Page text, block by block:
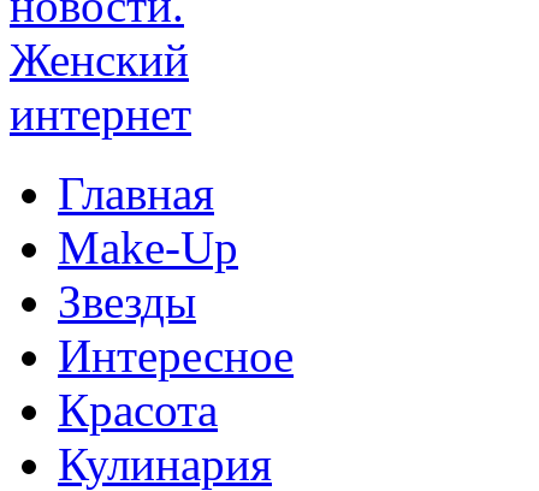
Главная
Make-Up
Звезды
Интересное
Красота
Кулинария